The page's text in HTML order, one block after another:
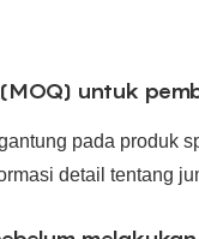
untuk
pada produk
detail tentang